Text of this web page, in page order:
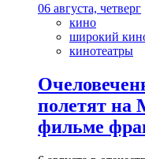
06 августа, четверг
кино
широкий
кинотеатры
полетят на
фильме